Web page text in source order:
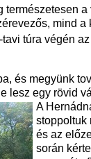
természetesen
mind a
tavi túra végén az
és megyünk
lesz egy rövid
A
stoppoltuk
és az
során